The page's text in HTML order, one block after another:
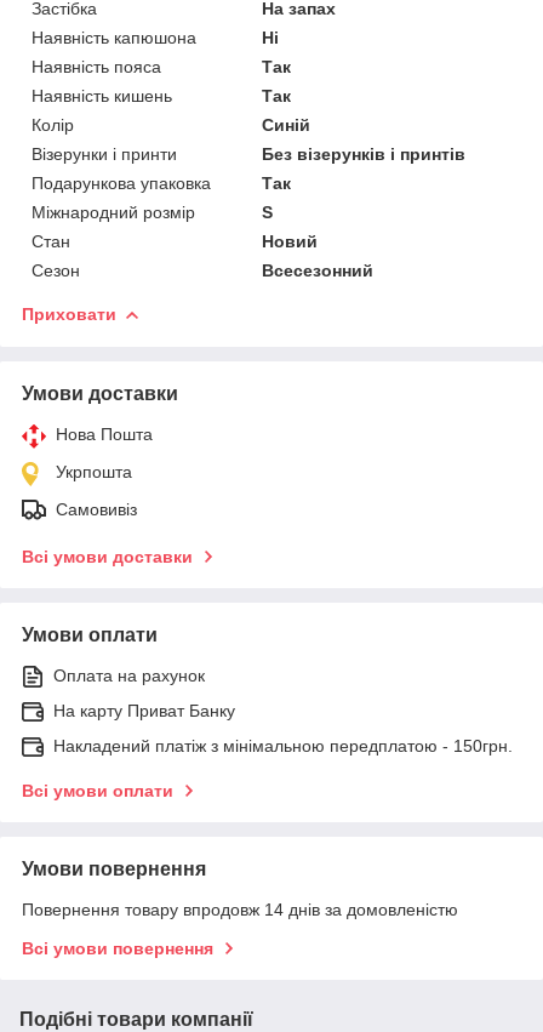
Застібка
На запах
Наявність капюшона
Ні
Наявність пояса
Так
Наявність кишень
Так
Колір
Синій
Візерунки і принти
Без візерунків і принтів
Подарункова упаковка
Так
Міжнародний розмір
S
Стан
Новий
Сезон
Всесезонний
Приховати
Умови доставки
Нова Пошта
Укрпошта
Самовивіз
Всі умови доставки
Умови оплати
Оплата на рахунок
На карту Приват Банку
Накладений платіж з мінімальною передплатою - 150грн.
Всі умови оплати
Умови повернення
Повернення товару впродовж 14 днів за домовленістю
Всі умови повернення
Подібні товари компанії